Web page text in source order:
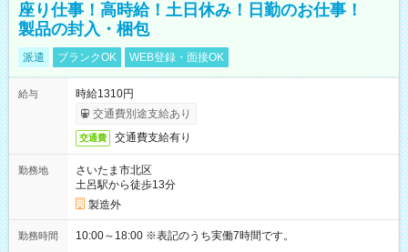
座り仕事！高時給！土日休み！日勤のお仕事！
製品の封入・梱包
派遣 ブランクOK WEB登録・面接OK
給与
時給1310円
交通費別途支給あり
交通費 交通費支給有り
勤務地
さいたま市北区
土呂駅から徒歩13分
製造外
勤務時間 10:00～18:00 ※表記のうち実働7時間です。